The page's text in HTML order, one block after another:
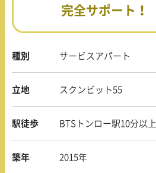
種別 サービスアパート
立地 スクンビット55
駅徒歩 BTSトンロー駅10分以上
築年 2015年
完全サポート！